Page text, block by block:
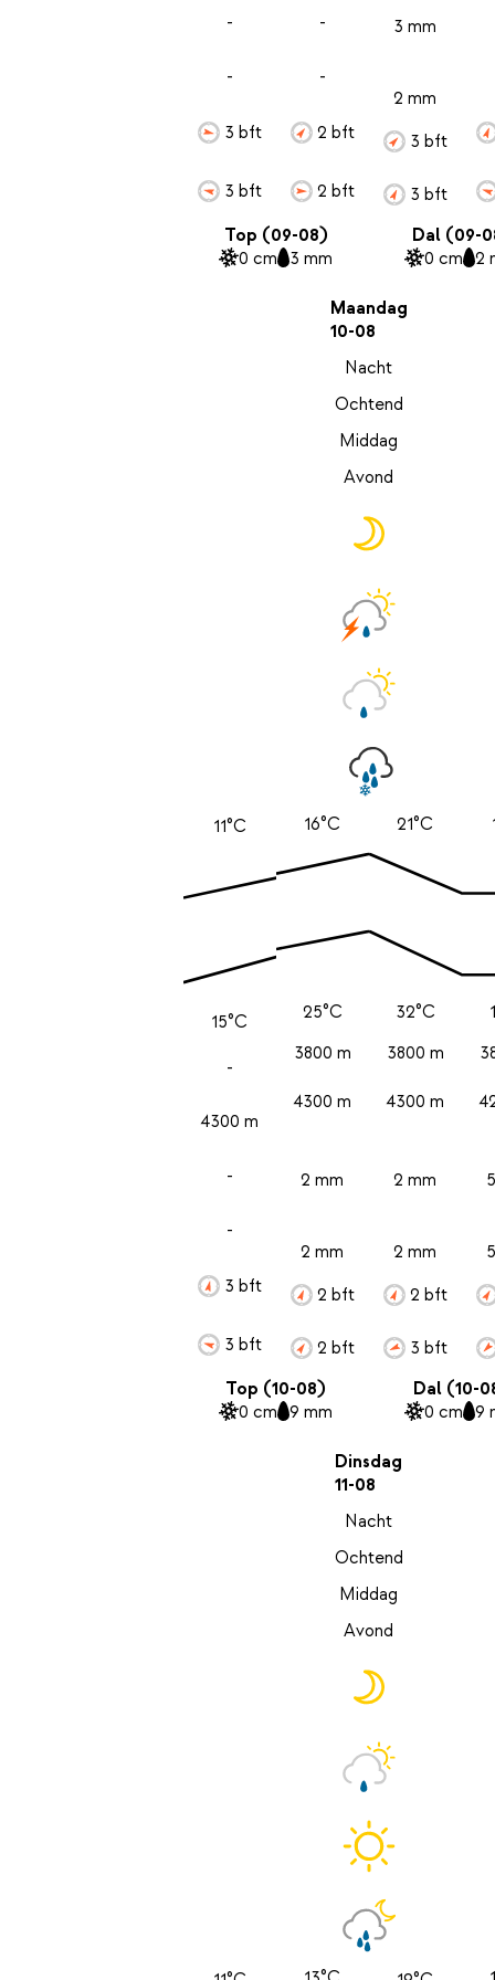
-
-
3 bft
3 bft
-
-
2 bft
2 bft
3 mm
2 mm
3 bft
3 bft
Top (09-08)
0 cm 3 mm
Dal (09-
0 cm 2
Maandag
10-08
Nacht
Ochtend
Middag
Avond
11°C
15°C
-
4300 m
-
-
3 bft
3 bft
16°C
25°C
3800 m
4300 m
2 mm
2 mm
2 bft
2 bft
21°C
32°C
3800 m
4300 m
2 mm
2 mm
2 bft
3 bft
Top (10-08)
0 cm 9 mm
Dal (10-
0 cm 9
Dinsdag
11-08
Nacht
Ochtend
Middag
Avond